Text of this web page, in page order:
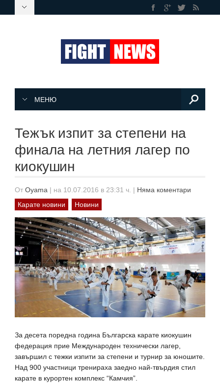
МЕНЮ
Тежък изпит за степени на
финала на летния лагер по
киокушин
От Oyama | на 10.07.2016 в 23:31 ч. | Няма коментари
Карате новини
Новини
За десета поредна година Българска карате киокушин
федерация прие Международен технически лагер,
завършил с тежки изпити за степени и турнир за юношите.
Над 900 участници тренираха заедно най-твърдия стил
карате в курортен комплекс “Камчия”.